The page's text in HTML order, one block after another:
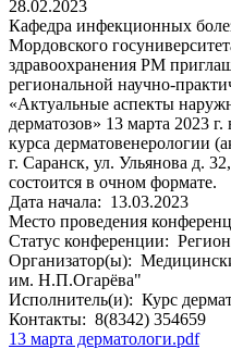
28.02.2023
Кафедра инфекционных
Мордовского
здравоохранения РМ
региональной научно-
«Актуальные аспекты
дерматозов» 13 марта 2023
курса
г. Саранск, ул. Ульянова д.
состоится в очном формате.
Дата начала: 13.03.2023
Место проведения
Статус конференции:
Организатор(ы):
им. Н.П.Огарёва"
Исполнитель(и): Курс
Контакты: 8(8342) 354659
13 марта дерматологи.pdf